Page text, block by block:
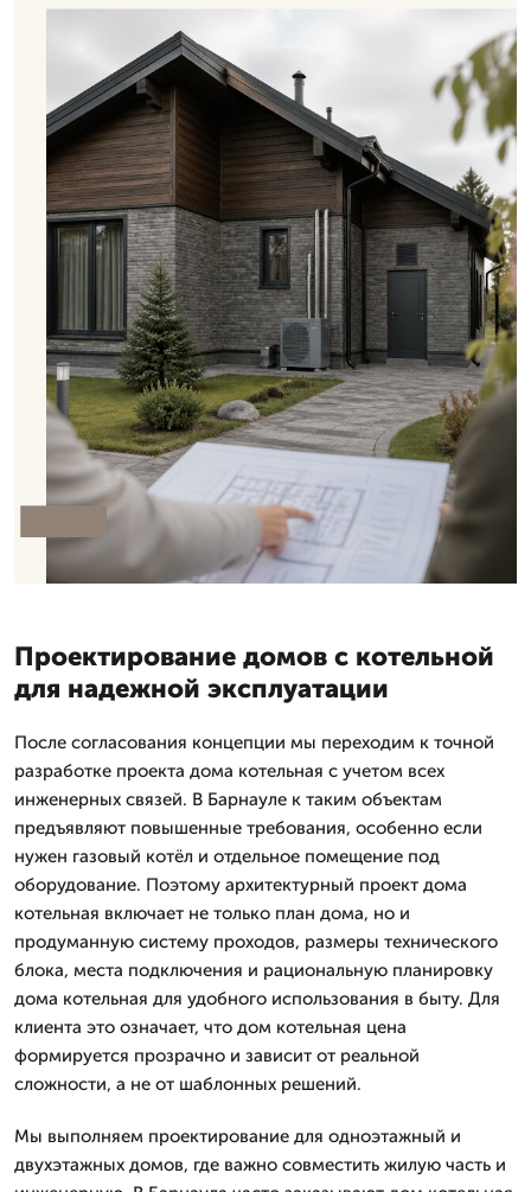
Проектирование домов с котельной
для надежной эксплуатации
После согласования концепции мы переходим к точной
разработке проекта дома котельная с учетом всех
инженерных связей. В Барнауле к таким объектам
предъявляют повышенные требования, особенно если
нужен газовый котёл и отдельное помещение под
оборудование. Поэтому архитектурный проект дома
котельная включает не только план дома, но и
продуманную систему проходов, размеры технического
блока, места подключения и рациональную планировку
дома котельная для удобного использования в быту. Для
клиента это означает, что дом котельная цена
формируется прозрачно и зависит от реальной
сложности, а не от шаблонных решений.
Мы выполняем проектирование для одноэтажный и
двухэтажных домов, где важно совместить жилую часть и